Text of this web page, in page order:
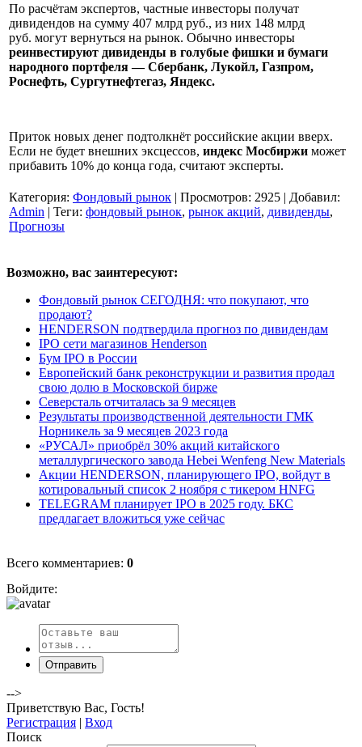
По расчётам экспертов, частные инвесторы получат
дивидендов на сумму 407 млрд руб., из них 148 млрд
руб. могут вернуться на рынок. Обычно инвесторы
реинвестируют дивиденды в голубые фишки и бумаги
народного портфеля — Сбербанк, Лукойл, Газпром,
Роснефть, Сургутнефтегаз, Яндекс.
Приток новых денег подтолкнёт российские акции вверх.
Если не будет внешних эксцессов, индекс Мосбиржи может
прибавить 10% до конца года, считают эксперты.
Категория: Фондовый рынок | Просмотров: 2925 | Добавил:
Admin | Теги: фондовый рынок, рынок акций, дивиденды,
Прогнозы
Возможно, вас заинтересуют:
Фондовый рынок СЕГОДНЯ: что покупают, что
продают?
HENDERSON подтвердила прогноз по дивидендам
IPO сети магазинов Henderson
Бум IPO в России
Европейский банк реконструкции и развития продал
свою долю в Московской бирже
Северсталь отчиталась за 9 месяцев
Результаты производственной деятельности ГМК
Норникель за 9 месяцев 2023 года
«РУСАЛ» приобрёл 30% акций китайского
металлургического завода Hebei Wenfeng New Materials
Акции HENDERSON, планирующего IPO, войдут в
котировальный список 2 ноября с тикером HNFG
TELEGRAM планирует IPO в 2025 году. БКС
предлагает вложиться уже сейчас
Всего комментариев: 0
Войдите:
Отправить
-->
Приветствую Вас, Гость!
Регистрация | Вход
Поиск